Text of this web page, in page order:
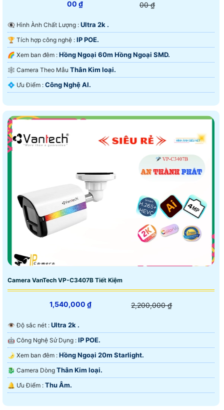
00 ₫ 00 ₫
👁️‍🗨 Hình Ành Chất Lượng : Ultra 2k .
🏆 Tích hợp công nghệ : IP POE.
🌈 Xem ban đêm : Hồng Ngoại 60m Hồng Ngoại SMD.
🕸️ Camera Theo Mẫu Thân Kim loại.
️💠 Ưu Điểm : Công Nghệ AI.
Camera VanTech VP-C3407B Tiết Kiệm
1,540,000 ₫ 2,200,000 ₫
👁 Độ sắc nét : Ultra 2k .
🤖️ Công Nghệ Sử Dụng : IP POE.
🌛 Xem ban đêm : Hồng Ngoại 20m Starlight.
🐉️ Camera Dòng Thân Kim loại.
️🔔 Ưu Điểm : Thu Âm.